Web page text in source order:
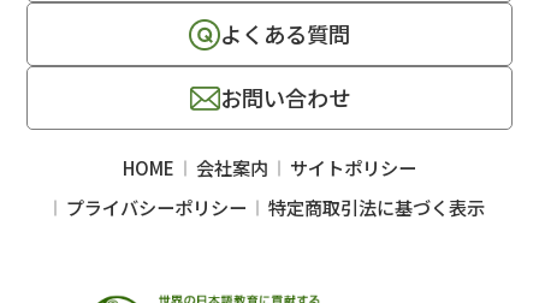
よくある質問
お問い合わせ
HOME 会社案内
サイトポリシー
プライバシーポリシー
特定商取引法に基づく表示